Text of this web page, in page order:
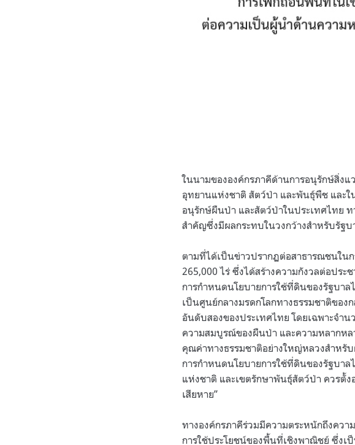
ในนามขององค์กรภาคีด้านการอนุรักษ์สิ่ง
อุทยานแห่งชาติ สัตว์ป่า และพันธุ์พืช และใ
อนุรักษ์ผืนป่า และสัตว์ป่าในประเทศไทย
สำคัญซึ่งมีผลกระทบในวงกว้างสำหรับรัฐ
ตามที่ได้เป็นข่าวปรากฏต่อสาธารณชนใ
265,000 ไร่ ซึ่งได้สร้างความกังวลต่อปร
การกำหนดนโยบายการใช้ที่ดินของรัฐบา
เป็นศูนย์กลางมรดกโลกทางธรรมชาติขอ
อันดับสองของประเทศไทย โดยเฉพาะจำ
ความสมบูรณ์ของผืนป่า และความหลากห
คุณค่าทางธรรมชาติอย่างใหญ่หลวงสำหรั
การกำหนดนโยบายการใช้ที่ดินของรัฐบา
แห่งชาติ และเขตรักษาพันธุ์สัตว์ป่า ควรตั้ง
เสียหาย”
ทางองค์กรภาคีร่วมมีความตระหนักถึงคว
การใช้ประโยชน์ของพื้นที่เชิงพาณิชย์ ซึ่งเ